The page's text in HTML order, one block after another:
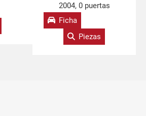
2004, 0 puertas
Ficha
Piezas